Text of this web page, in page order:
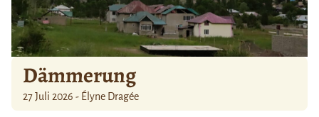
Dämmerung
27 Juli 2026 - Élyne Dragée